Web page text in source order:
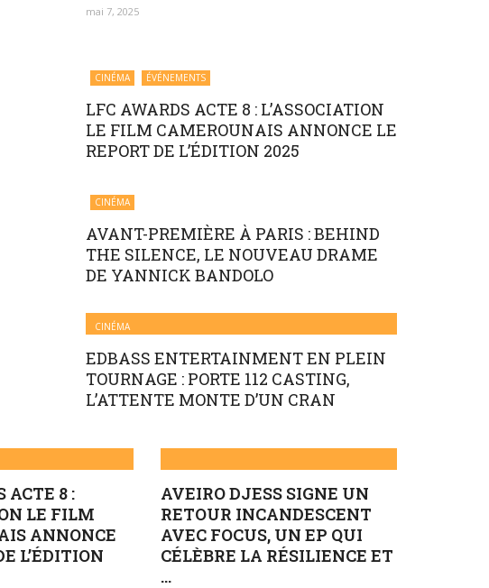
mai 7, 2025
CINÉMA ÉVÉNEMENTS
LFC AWARDS ACTE 8 : L’ASSOCIATION
LE FILM CAMEROUNAIS ANNONCE LE
REPORT DE L’ÉDITION 2025
CINÉMA
AVANT-PREMIÈRE À PARIS : BEHIND
THE SILENCE, LE NOUVEAU DRAME
DE YANNICK BANDOLO
CINÉMA
EDBASS ENTERTAINMENT EN PLEIN
TOURNAGE : PORTE 112 CASTING,
L’ATTENTE MONTE D’UN CRAN
ACTE 8 :
LE FILM
ANNONCE
L’ÉDITION
AVEIRO DJESS SIGNE UN
RETOUR INCANDESCENT
AVEC FOCUS, UN EP QUI
CÉLÈBRE LA RÉSILIENCE ET
...